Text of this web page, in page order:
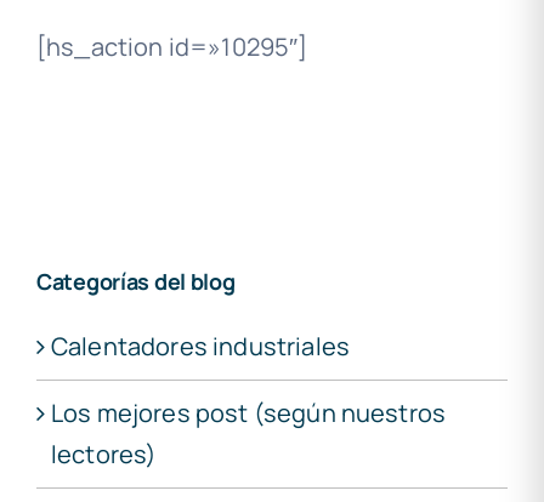
[hs_action id=»10295″]
Categorías del blog
Calentadores industriales
Los mejores post (según nuestros
lectores)